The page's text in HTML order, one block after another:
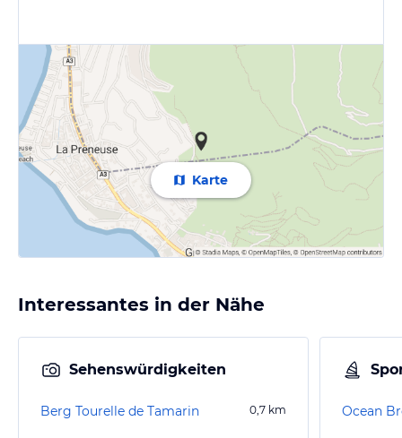
Karte
Interessantes in der Nähe
Sehenswürdigkeiten
Berg Tourelle de Tamarin 0,7 km Ocean